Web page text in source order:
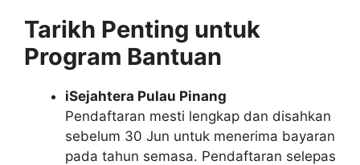
Tarikh Penting untuk
Program Bantuan
iSejahtera Pulau Pinang
Pendaftaran mesti lengkap dan disahkan
sebelum 30 Jun untuk menerima bayaran
pada tahun semasa. Pendaftaran selepas